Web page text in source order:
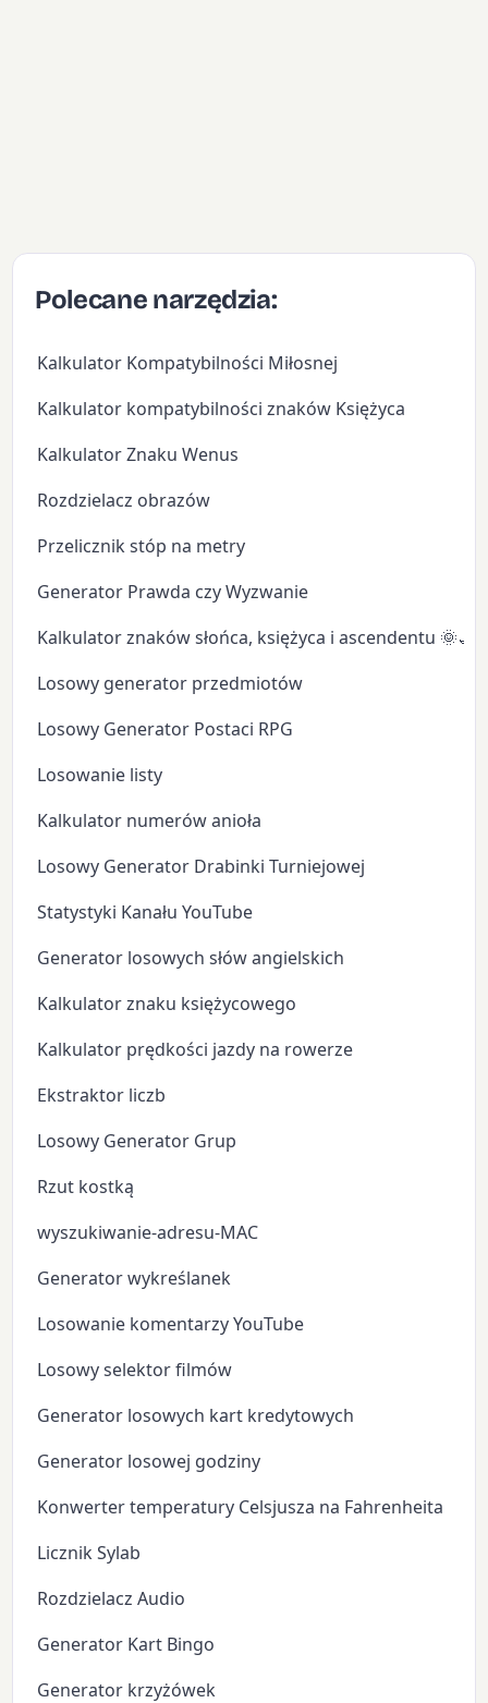
Polecane narzędzia:
Kalkulator Kompatybilności Miłosnej
Kalkulator kompatybilności znaków Księżyca
Kalkulator Znaku Wenus
Rozdzielacz obrazów
Przelicznik stóp na metry
Generator Prawda czy Wyzwanie
Kalkulator znaków słońca, księżyca i ascendentu
Losowy generator przedmiotów
Losowy Generator Postaci RPG
Losowanie listy
Kalkulator numerów anioła
Losowy Generator Drabinki Turniejowej
Statystyki Kanału YouTube
Generator losowych słów angielskich
Kalkulator znaku księżycowego
Kalkulator prędkości jazdy na rowerze
Ekstraktor liczb
Losowy Generator Grup
Rzut kostką
wyszukiwanie-adresu-MAC
Generator wykreślanek
Losowanie komentarzy YouTube
Losowy selektor filmów
Generator losowych kart kredytowych
Generator losowej godziny
Konwerter temperatury Celsjusza na Fahrenheita
Licznik Sylab
Rozdzielacz Audio
Generator Kart Bingo
Generator krzyżówek